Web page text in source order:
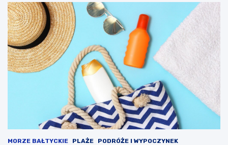
e
g
?
MORZE BAŁTYCKIE PLAŻE
PODRÓŻE I WYPOCZYNEK